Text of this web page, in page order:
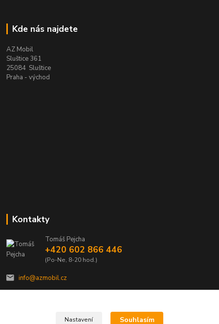
Kde nás najdete
AZ Mobil
Sluštice 361
25084 Sluštice
Praha - východ
Kontakty
Tomáš Pejcha
+420 602 866 446
(Po-Ne, 8-20 hod.)
info@azmobil.cz
Nastavení Souhlasím